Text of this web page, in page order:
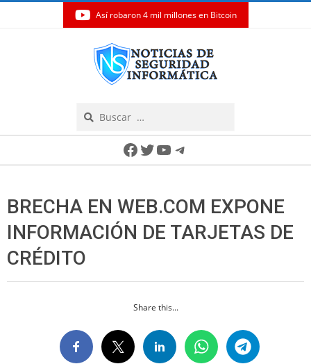
Así robaron 4 mil millones en Bitcoin
Facebook
Twitter
YouTube
Telegram
BRECHA EN WEB.COM EXPONE
INFORMACIÓN DE TARJETAS DE
CRÉDITO
Share this...